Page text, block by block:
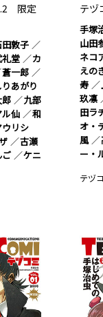
限定
敦子
堂
カ
蒼一郎
りあがり
九部
仙
和
ウリシ
古瀬
ご
ケニ
テヅ
手塚
山田
ネコ
えの
寿
玖凛
田ラ
オ・
風
ー・
テヅ